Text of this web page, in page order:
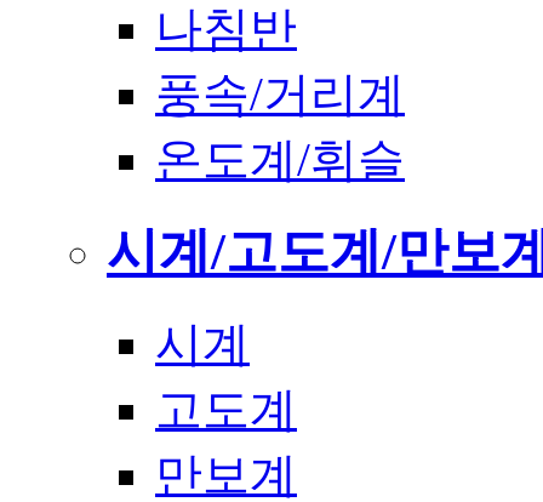
나침반
풍속/거리계
온도계/휘슬
시계/고도계/만보
시계
고도계
만보계